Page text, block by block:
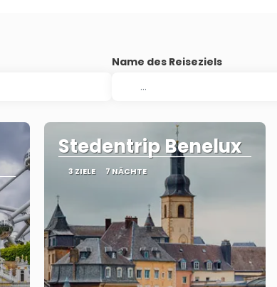
Name des Reiseziels
Stedentrip Benelux
3 ZIELE 7 NÄCHTE